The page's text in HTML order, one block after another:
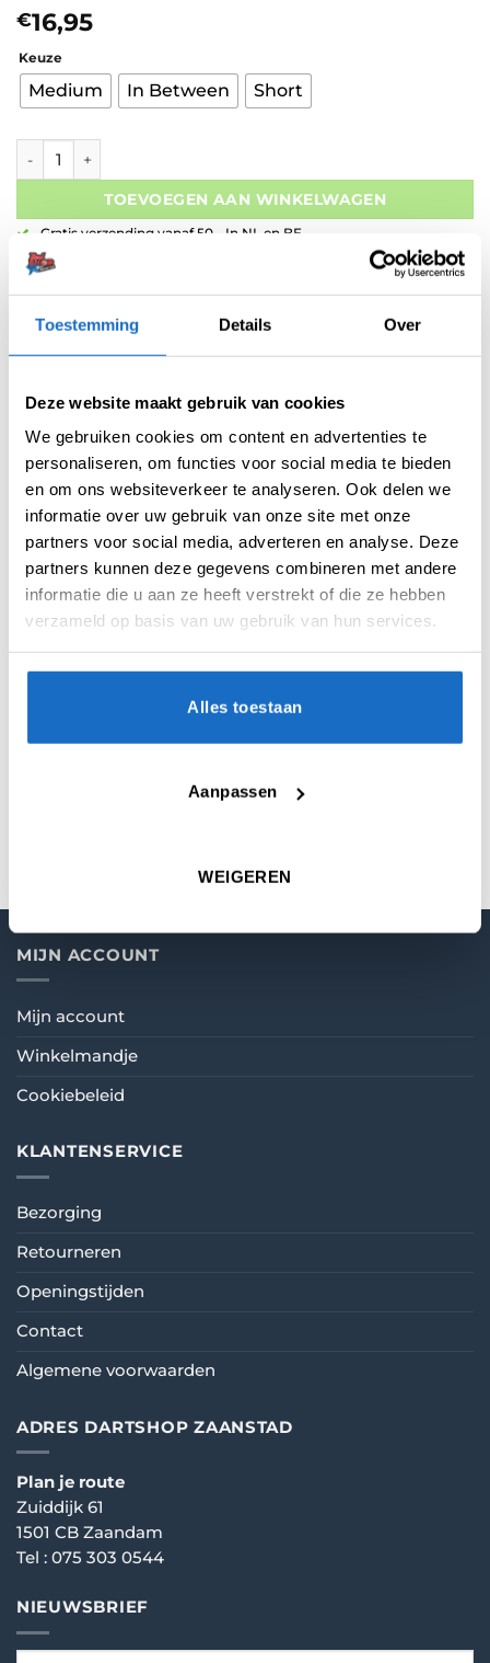
Toestemming Details Over
Deze website maakt gebruik van cookies
We gebruiken cookies om content en advertenties te
personaliseren, om functies voor social media te bieden
en om ons websiteverkeer te analyseren. Ook delen we
informatie over uw gebruik van onze site met onze
partners voor social media, adverteren en analyse. Deze
partners kunnen deze gegevens combineren met andere
informatie die u aan ze heeft verstrekt of die ze hebben
verzameld op basis van uw gebruik van hun services.
Alles toestaan
Aanpassen
WEIGEREN
€16,95
Keuze
Medium In Between Short
Target Japan K-Flex Flight Smash Junya Koikawa Clear Std.02
TOEVOEGEN AAN WINKELWAGEN
Gratis verzending vanaf 50,- In NL en BE
Betaal later met Klarna
AANVULLENDE INFORMATIE
BEOORDELINGEN (0)
Standard
MIJN ACCOUNT
Mijn account
Winkelmandje
Cookiebeleid
KLANTENSERVICE
Bezorging
Retourneren
Openingstijden
Contact
Algemene voorwaarden
ADRES DARTSHOP ZAANSTAD
Plan je route
Zuiddijk 61
1501 CB Zaandam
Tel : 075 303 0544
NIEUWSBRIEF